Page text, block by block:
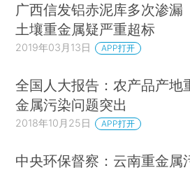
广西信发铝赤泥库多次渗漏
土壤重金属疑严重超标
2019年03月13日 APP打开
全国人大报告：农产品产地
金属污染问题突出
2018年10月25日 APP打开
中央环保督察：云南重金属